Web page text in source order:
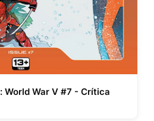
World War V #7 - Crítica